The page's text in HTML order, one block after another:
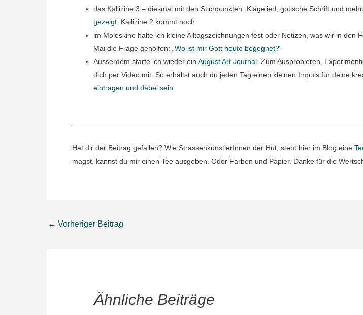
das Kallizine 3 – diesmal mit den Stichpunkten „Klagelied, gotische Schrift und
gezeigt , Kallizine 2 kommt noch
im Moleskine halte ich kleine Alltagszeichnungen fest oder Notizen, was wir in den
Mai die Frage geholfen:
„Wo ist mir Gott heute begegnet?“
Ausserdem starte ich wieder ein August Art Journal . Zum Ausprobieren,
dich per Video mit. So erhältst auch du jeden Tag einen kleinen Impuls für deine
eintragen und dabei sein.
Hat dir der Beitrag gefallen? Wie StrassenkünstlerInnen der Hut, steht hier im Blog eine
magst, kannst du mir einen Tee ausgeben. Oder Farben und Papier. Danke für die
← Vorheriger Beitrag
Ähnliche Beiträge